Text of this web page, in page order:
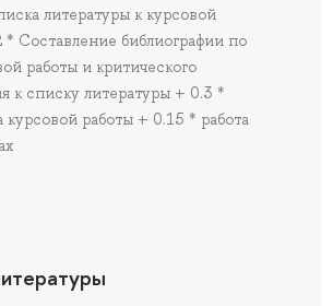
литературы к курсовой
* Составление библиографии по
работы и критического
к списку литературы + 0.3 *
работы + 0.15 * работа